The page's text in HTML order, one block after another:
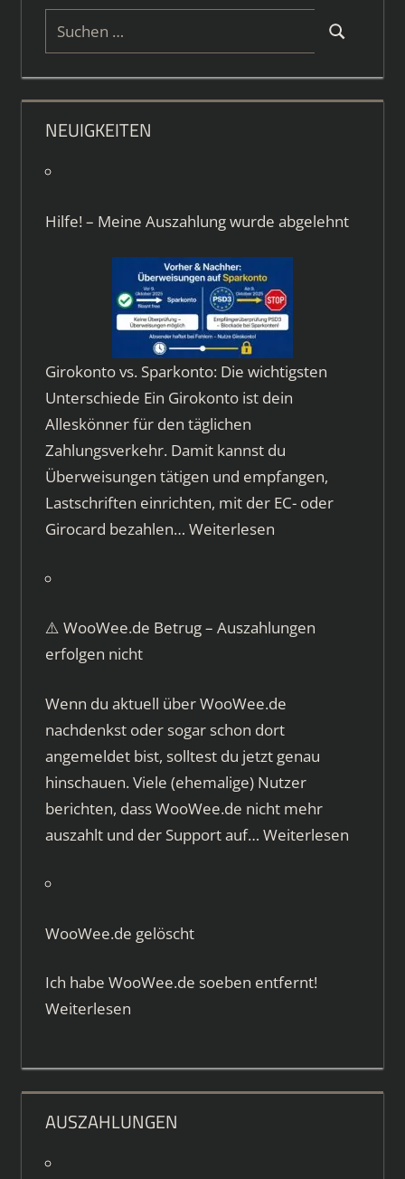
Suchen
nach:
Suchen
NEUIGKEITEN
Hilfe! – Meine Auszahlung wurde abgelehnt
Girokonto vs. Sparkonto: Die wichtigsten
Unterschiede Ein Girokonto ist dein
Alleskönner für den täglichen
Zahlungsverkehr. Damit kannst du
Überweisungen tätigen und empfangen,
Lastschriften einrichten, mit der EC- oder
Girocard bezahlen… Weiterlesen
⚠️ WooWee.de Betrug – Auszahlungen
erfolgen nicht
Wenn du aktuell über WooWee.de
nachdenkst oder sogar schon dort
angemeldet bist, solltest du jetzt genau
hinschauen. Viele (ehemalige) Nutzer
berichten, dass WooWee.de nicht mehr
auszahlt und der Support auf… Weiterlesen
WooWee.de gelöscht
Ich habe WooWee.de soeben entfernt!
Weiterlesen
AUSZAHLUNGEN